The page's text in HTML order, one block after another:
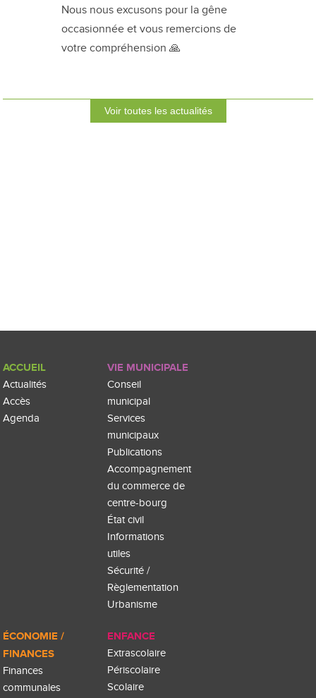
Nous nous excusons pour la gêne
occasionnée et vous remercions de
votre compréhension 🙏
Voir toutes les actualités
ACCUEIL
Actualités
Accès
Agenda
VIE MUNICIPALE
Conseil
municipal
Services
municipaux
Publications
Accompagnement
du commerce de
centre-bourg
État civil
Informations
utiles
Sécurité /
Règlementation
Urbanisme
ÉCONOMIE /
FINANCES
Finances
communales
ENFANCE
Extrascolaire
Périscolaire
Scolaire